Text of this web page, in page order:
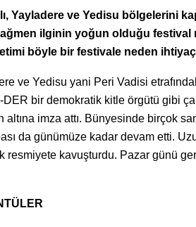
Yayladere ve Yedisu bölgelerini
ilginin yoğun olduğu
böyle bir festivale neden ihtiyaç
ve Yedisu yani Peri Vadisi
bir demokratik kitle örgütü gibi
altına imza attı. Bünyesinde birçok
da günümüze kadar devam etti.
resmiyete kavuşturdu. Pazar günü